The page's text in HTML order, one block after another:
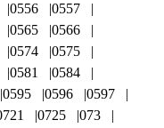
0556
0557
0565
0566
0574
0575
0581
0584
0595 0596
0597
0725
073